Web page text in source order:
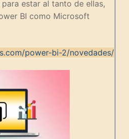
estar al tanto de ellas,
BI como Microsoft
power-bi-2/novedades/